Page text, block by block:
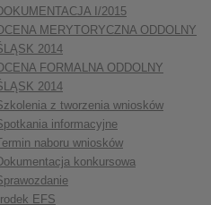
I/2015
MERYTORYCZNA ODDOLNY
2014
FORMALNA ODDOLNY
2014
z tworzenia wniosków
informacyjne
naboru wniosków
konkursowa
EFS